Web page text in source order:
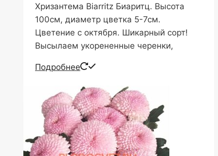
Хризантема Biarritz Биаритц. Высота
100см, диаметр цветка 5-7см.
Цветение с октября. Шикарный сорт!
Высылаем укорененные черенки,
Подробнее